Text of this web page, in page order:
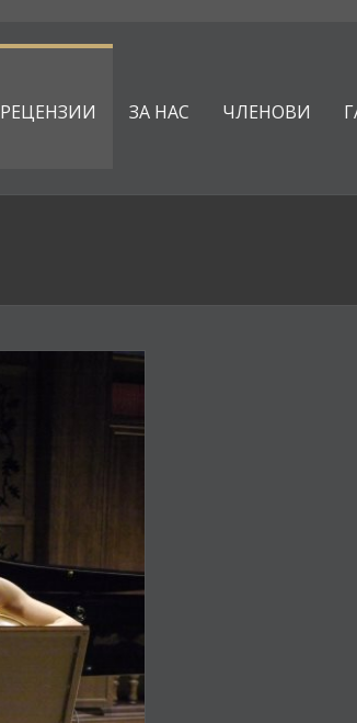
РЕЦЕНЗИИ ЗА НАС ЧЛЕНОВИ